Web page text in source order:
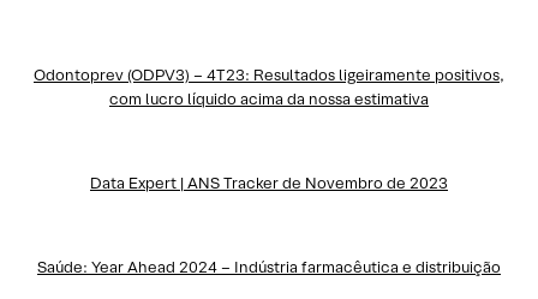
Odontoprev (ODPV3) – 4T23: Resultados ligeiramente positivos,
com lucro líquido acima da nossa estimativa
Data Expert | ANS Tracker de Novembro de 2023
Saúde: Year Ahead 2024 – Indústria farmacêutica e distribuição